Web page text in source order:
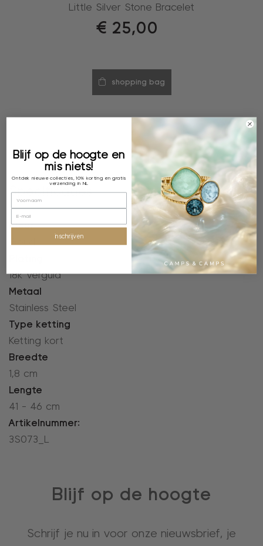
Little Silver Stone Bracelet
€ 25,00
shopping bag
Specificaties
Kleur
Goud
18k verguld
Metaal
Stainless Steel
Type ketting
Ketting kort
Breedte
1,8 cm
Lengte
41 - 46 cm
Artikelnummer:
3S073_L
Blijf op de hoogte
Schrijf je nu in voor onze nieuwsbrief, je
Blijf op de hoogte en
mis niets!
Ontdek nieuwe collecties, 10% korting en gratis
verzending in NL
inschrijven